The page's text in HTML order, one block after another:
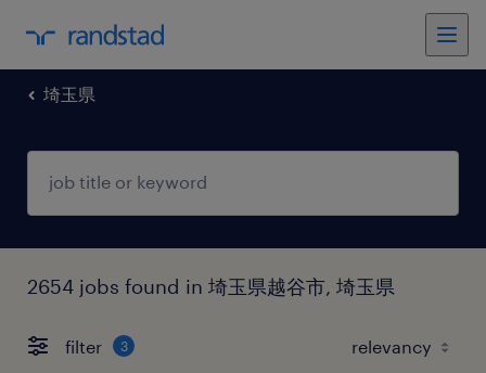
埼玉県
2654 jobs found in 埼玉県越谷市, 埼玉県
filter 3